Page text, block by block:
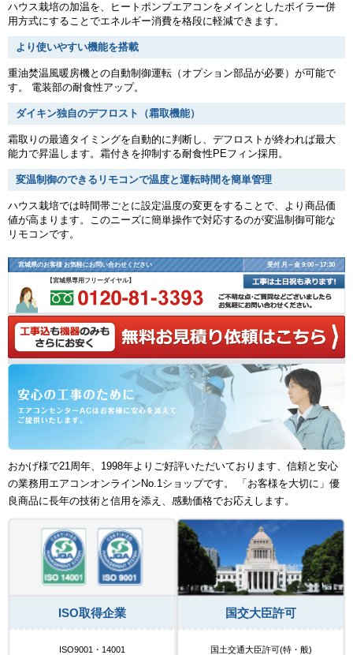
ハウス栽培の加温を、ヒートポンプエアコンをメインとしたボイラー併
用方式にすることでエネルギー消費を格段に軽減できます。
より使いやすい機能を搭載
重油焚温風暖房機との自動制御運転（オプション部品が必要）が可能で
す。 電装部の耐食性アップ。
ダイキン独自のデフロスト（霜取機能）
霜取りの最適タイミングを自動的に判断し、デフロストが終われば最大
能力で昇温します。霜付きを抑制する耐食性PEフィン採用。
変温制御のできるリモコンで温度と運転時間を簡単管理
ハウス栽培では時間帯ごとに設定温度の変更をすることで、より商品価
値が高まります。このニーズに簡単操作で対応するのが変温制御可能な
リモコンです。
宮城県のお客様 お気軽にお問い合わせください 受付 月～金 9:00～17:30
【宮城県専用フリーダイヤル】
おかげ様で21周年、1998年よりご好評いただいております、信頼と安心
の業務用エアコンオンラインNo.1ショップです。 「お客様を大切に」優
良商品に長年の技術と信用を添え、感動価格でお応えします。
ISO取得企業
ISO9001・14001
国交大臣許可
国土交通大臣許可(特・般)